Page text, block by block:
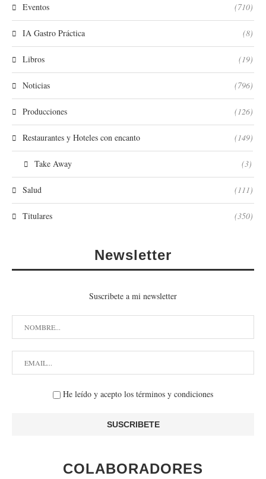
Eventos (710)
IA Gastro Práctica (8)
Libros (19)
Noticias (796)
Producciones (126)
Restaurantes y Hoteles con encanto (149)
Take Away (3)
Salud (111)
Titulares (350)
Newsletter
Suscribete a mi newsletter
He leído y acepto los términos y condiciones
COLABORADORES